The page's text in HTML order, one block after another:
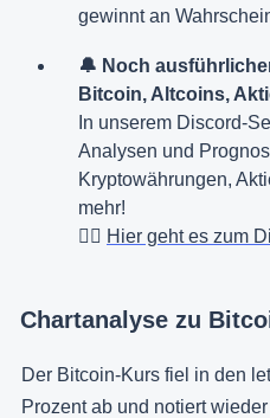
gewinnt an
🔔 Noch
Bitcoin, Altcoins,
In unserem Discord-
Analysen und
Kryptowährungen,
mehr!
👉🏻 Hier geht es zum
Chartanalyse zu
Der Bitcoin-Kurs fiel in den
Prozent ab und notiert